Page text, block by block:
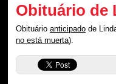
Obituário de
Obituárioanticipado de
no está muerta).